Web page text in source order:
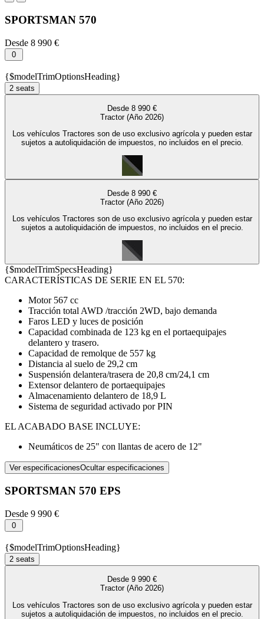
SPORTSMAN 570
Desde 8 990 €
0
{$modelTrimOptionsHeading}
2 seats
Desde 8 990 €
Tractor (Año 2026)
Los vehículos Tractores son de uso exclusivo agrícola y pueden estar
sujetos a autoliquidación de impuestos, no incluidos en el precio.
Desde 8 990 €
Tractor (Año 2026)
Los vehículos Tractores son de uso exclusivo agrícola y pueden estar
sujetos a autoliquidación de impuestos, no incluidos en el precio.
{$modelTrimSpecsHeading}
CARACTERÍSTICAS DE SERIE EN EL 570:
Motor 567 cc
Tracción total AWD /tracción 2WD, bajo demanda
Faros LED y luces de posición
Capacidad combinada de 123 kg en el portaequipajes
delantero y trasero.
Capacidad de remolque de 557 kg
Distancia al suelo de 29,2 cm
Suspensión delantera/trasera de 20,8 cm/24,1 cm
Extensor delantero de portaequipajes
Almacenamiento delantero de 18,9 L
Sistema de seguridad activado por PIN
EL ACABADO BASE INCLUYE:
Neumáticos de 25" con llantas de acero de 12"
Ver especificacionesOcultar especificaciones
SPORTSMAN 570 EPS
Desde 9 990 €
0
{$modelTrimOptionsHeading}
2 seats
Desde 9 990 €
Tractor (Año 2026)
Los vehículos Tractores son de uso exclusivo agrícola y pueden estar
sujetos a autoliquidación de impuestos, no incluidos en el precio.